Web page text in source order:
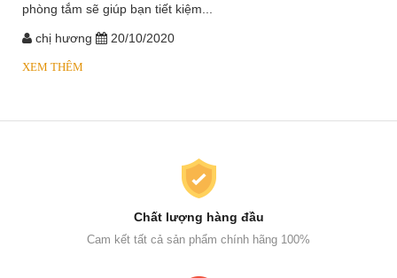
phòng tắm sẽ giúp bạn tiết kiệm...
chị hương 20/10/2020
XEM THÊM
Chất lượng hàng đầu
Cam kết tất cả sản phẩm chính hãng 100%